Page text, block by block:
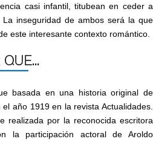
casi infantil, titubean en ceder a
La inseguridad de ambos será la que
este interesante contexto romántico.
basada en una historia original de
año 1919 en la revista Actualidades.
realizada por la reconocida escritora
la participación actoral de Aroldo